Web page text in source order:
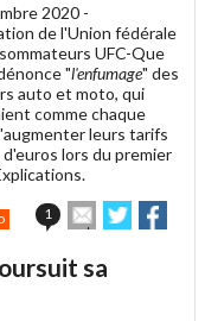
2020 -
de l'Union fédérale
UFC-Que
"l'enfumage" des
auto et moto, qui
comme chaque
leurs tarifs
lors du premier
1
Envoyer
cet
à
Partager
sur sur
sa